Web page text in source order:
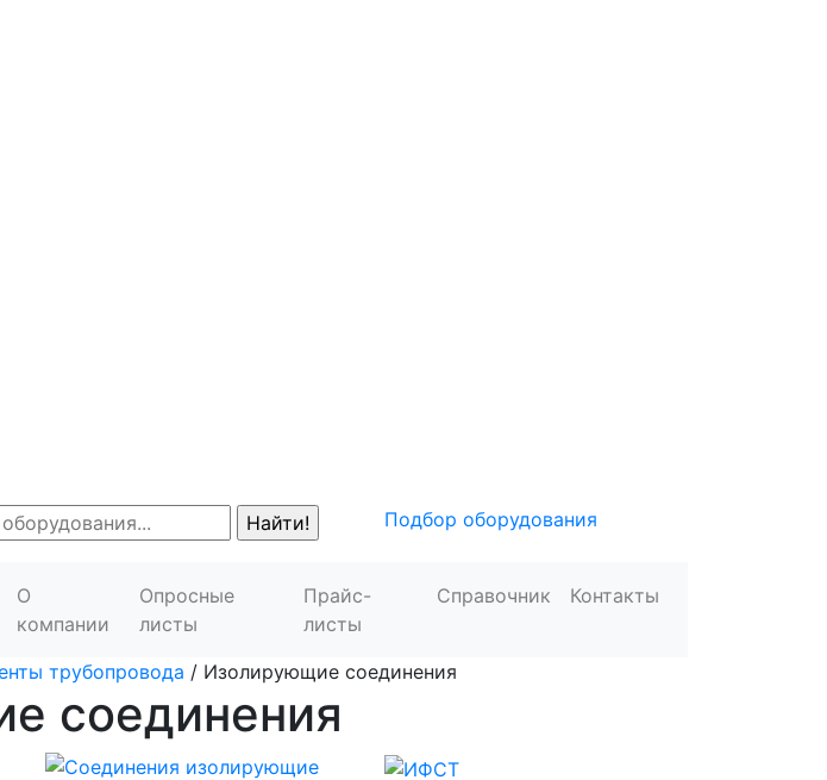
Подбор оборудования
О
компании
Опросные
листы
Прайс-
листы
Справочник Контакты
трубопровода / Изолирующие соединения
соединения